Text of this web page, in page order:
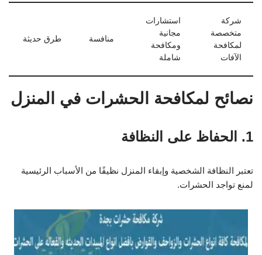
شركة
متخصصة
لمكافحة
الآفات
استشارات
مجانية
ومكافحة
شاملة
منافسة طرق حديثة
نصائح لمكافحة الحشرات في المنزل
1. الحفاظ على النظافة
تعتبر النظافة الشخصية وإبقاء المنزل نظيفًا من الأسباب الرئيسية
لمنع تواجد الحشرات.